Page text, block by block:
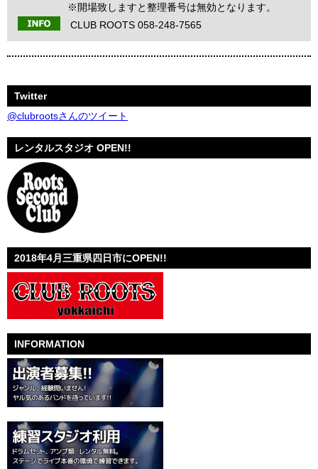
※開場致しますと整理番号は無効となります。
CLUB ROOTS 058-248-7565
Twitter
@clubrootsさんのツイート
レンタルスタジオ OPEN!!
2018年4月三重県四日市にOPEN!!
INFORMATION